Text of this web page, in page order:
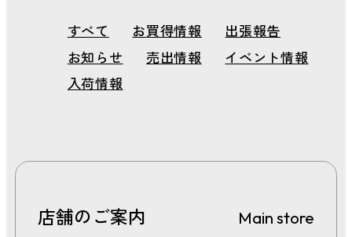
すべて お買得情報
出張報告
お知らせ
売出情報
イベント情報
入荷情報
2026年 7月
2026年 6月
2026年 5月
2026年 1月
2025年 10月
店舗のご案内 Main store